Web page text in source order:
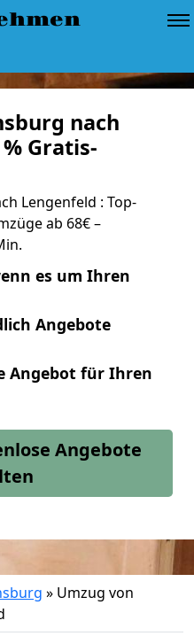
nach
Gratis-
Lengenfeld : Top-
ab 68€ –
es um Ihren
Angebote
Angebot für Ihren
Angebote
» Umzug von